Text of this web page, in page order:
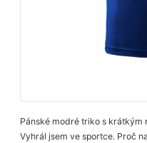
Pánské modré triko s krátkým
Vyhrál jsem ve sportce. Proč